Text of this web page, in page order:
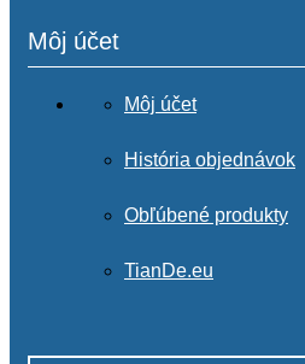
Môj účet
Môj účet
História objednávok
Obľúbené produkty
TianDe.eu